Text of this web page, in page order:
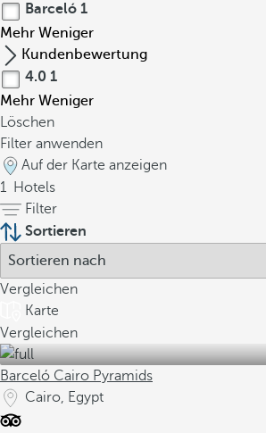
Barceló 1
Mehr Weniger
Kundenbewertung
4.0 1
Mehr Weniger
Löschen
Filter anwenden
Auf der Karte anzeigen
1 Hotels
Filter
Sortieren
Vergleichen
Karte
Vergleichen
Barceló Cairo Pyramids
Cairo, Egypt